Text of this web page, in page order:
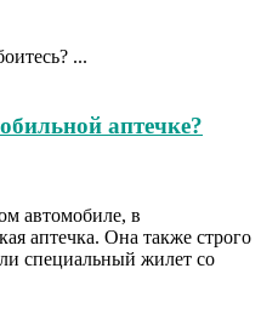
...
аптечке?
автомобиле, в
аптечка. Она также строго
специальный жилет со